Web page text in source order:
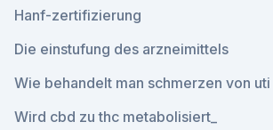
Hanf-zertifizierung
Die einstufung des arzneimittels
Wie behandelt man schmerzen von uti
Wird cbd zu thc metabolisiert_